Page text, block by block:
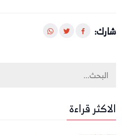
شارك:
الاكثر قراءة